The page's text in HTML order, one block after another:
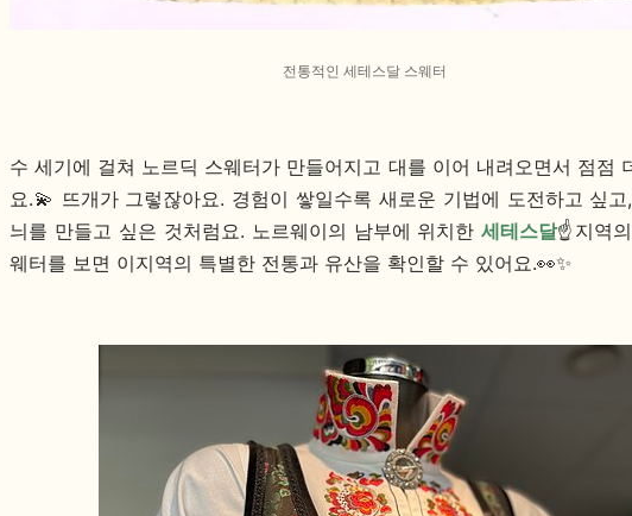
전통적인 세테스달 스웨터
수 세기에 걸쳐 노르딕 스웨터가 만들어지고 대를 이어 내려오면서 점점
요.💫 뜨개가 그렇잖아요. 경험이 쌓일수록 새로운 기법에 도전하고 싶
늬를 만들고 싶은 것처럼요. 노르웨이의 남부에 위치한세테스달☝️지역
웨터를 보면 이지역의 특별한 전통과 유산을 확인할 수 있어요.👀✨